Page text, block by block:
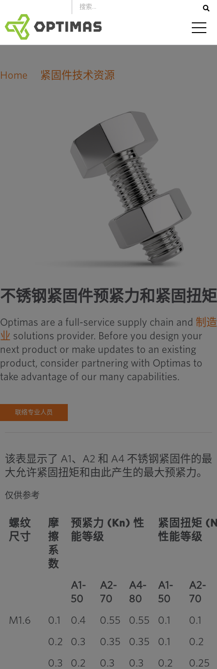
到
内
容
Home
紧固件技术资源
不锈钢紧固件预紧力和紧固扭矩
Optimas are a full-service supply chain and 制造
业 solutions provider. Before you design your
next product or make updates to an existing
product, consider partnering with Optimas to
take advantage of our many capabilities.
联络专业人员
该表显示了 A1、A2 和 A4 不锈钢紧固件的最
大允许紧固扭矩和由此产生的最大预紧力。
仅供参考
螺纹
尺寸
摩
擦
系
数
预紧力 (Kn) 性
能等级
紧固扭矩
性能等级
A1-
50
A2-
70
A4-
80
A1-
50
A2-
70
M1.6
0.1 0.4 0.55 0.55 0.1
0.1
0.2
0.3 0.35 0.35 0.1
0.2
0.3
0.2 0.3 0.3 0.2
0.25